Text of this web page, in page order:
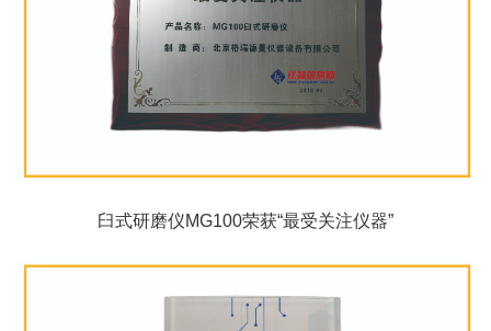
臼式研磨仪MG100荣获“最受关注仪器”